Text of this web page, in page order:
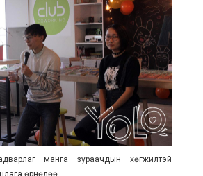
манга зураачдын хөгжилтэй